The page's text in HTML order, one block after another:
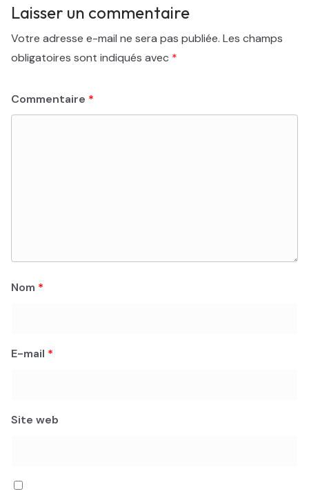
Laisser un commentaire
Votre adresse e-mail ne sera pas publiée. Les champs
obligatoires sont indiqués avec *
Commentaire *
Nom *
E-mail *
Site web